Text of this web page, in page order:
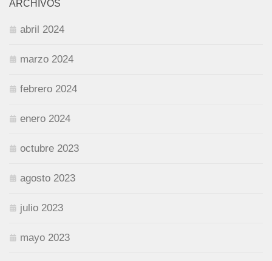
ARCHIVOS
abril 2024
marzo 2024
febrero 2024
enero 2024
octubre 2023
agosto 2023
julio 2023
mayo 2023